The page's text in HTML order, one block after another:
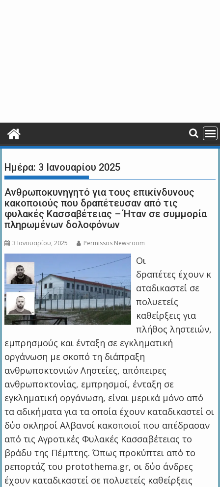
Ημέρα: 3 Ιανουαρίου 2025
Ανθρωποκυνηγητό για τους επικίνδυνους
κακοποιούς που δραπέτευσαν από τις
φυλακές Κασσαβέτειας – Ήταν σε συμμορία
πληρωμένων δολοφόνων
3 Ιανουαρίου, 2025 Permissos Newsroom
Οι
δραπέτες έχουν κ
αταδικαστεί σε
πολυετείς
καθείρξεις για
πλήθος ληστειών,
εμπρησμούς και ένταξη σε εγκληματική
οργάνωση με σκοπό τη διάπραξη
ανθρωποκτονιών Ληστείες, απόπειρες
ανθρωποκτονίας, εμπρησμοί, ένταξη σε
εγκληματική οργάνωση, είναι μερικά μόνο από
τα αδικήματα για τα οποία έχουν καταδικαστεί οι
δύο σκληροί Αλβανοί κακοποιοί που απέδρασαν
από τις Αγροτικές Φυλακές Κασσαβέτειας το
βράδυ της Πέμπτης. Όπως προκύπτει από το
ρεπορτάζ του protothema.gr, οι δύο άνδρες
έχουν καταδικαστεί σε πολυετείς καθείρξεις